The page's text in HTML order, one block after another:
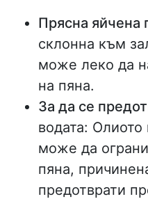
Прясна яйчена
склонна към
може леко да
на пяна.
За да се
водата: Олиото
може да
пяна,
предотврати